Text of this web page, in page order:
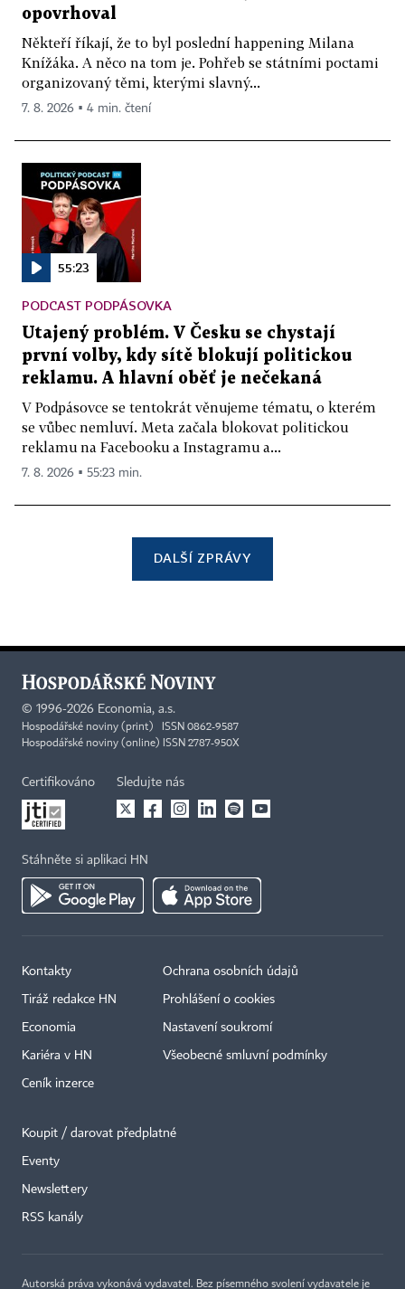
opovrhoval
Někteří říkají, že to byl poslední happening Milana
Knížáka. A něco na tom je. Pohřeb se státními poctami
organizovaný těmi, kterými slavný...
7. 8. 2026 ▪ 4 min. čtení
55:23
PODCAST PODPÁSOVKA
Utajený problém. V Česku se chystají
první volby, kdy sítě blokují politickou
reklamu. A hlavní oběť je nečekaná
V Podpásovce se tentokrát věnujeme tématu, o kterém
se vůbec nemluví. Meta začala blokovat politickou
reklamu na Facebooku a Instagramu a...
7. 8. 2026 ▪ 55:23 min.
DALŠÍ ZPRÁVY
© 1996-2026 Economia, a.s.
Hospodářské noviny (print) ISSN 0862-9587
Hospodářské noviny (online) ISSN 2787-950X
Certifikováno Sledujte nás
Stáhněte si aplikaci HN
Kontakty
Tiráž redakce HN
Economia
Kariéra v HN
Ceník inzerce
Ochrana osobních údajů
Prohlášení o cookies
Nastavení soukromí
Všeobecné smluvní podmínky
Koupit / darovat předplatné
Eventy
Newslettery
RSS kanály
Autorská práva vykonává vydavatel. Bez písemného svolení vydavatele je